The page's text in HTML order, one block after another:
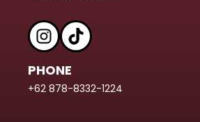
PHONE
+62 878-8332-1224